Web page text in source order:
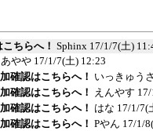
ちらへ！ Sphinx 17/1/7(土)
あやや 17/1/7(土) 12:23
確認はこちらへ！ いっきゅう
確認はこちらへ！
えんやす
確認はこちらへ！ はな 17/1/7(
確認はこちらへ！ Pやん 17/1/